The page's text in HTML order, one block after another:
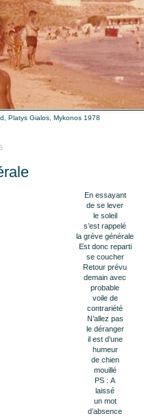
Platys Gialos, Mykonos 1978
En essayant
de se lever
le soleil
s’est rappelé
la grève générale
Est donc reparti
se coucher
Retour prévu
demain avec
probable
voile de
contrariété
N’allez pas
le déranger
il est d’une
humeur
de chien
mouillé
PS : A
laissé
un mot
d’absence